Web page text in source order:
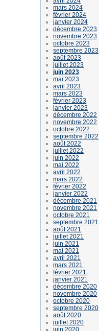
mars 2024
février 2024
janvier 2024
décembre 2023
novembre 2023
octobre 2023
septembre 2023
août 2023
juillet 2023
juin 2023
mai 2023
avril 2023
mars 2023
février 2023
janvier 2023
décembre 2022
novembre 2022
octobre 2022
septembre 2022
août 2022
juillet 2022
juin 2022
mai 2022
avril 2022
mars 2022
février 2022
janvier 2022
décembre 2021
novembre 2021
octobre 2021
septembre 2021
août 2021
juillet 2021
juin 2021
mai 2021
avril 2021
mars 2021
février 2021
janvier 2021
décembre 2020
novembre 2020
octobre 2020
septembre 2020
août 2020
juillet 2020
juin 2020